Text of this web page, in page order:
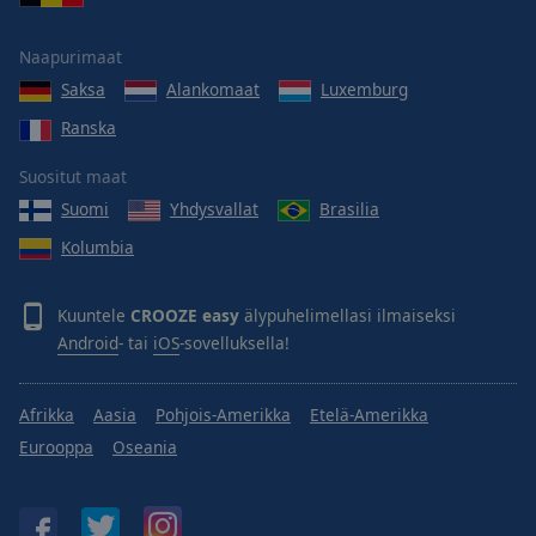
Area
Color
Opacity
Font
Size
Text
Edge
Font
Family
Reset
Naapurimaat
Saksa
Alankomaat
Luxemburg
Ranska
Suositut maat
Suomi
Yhdysvallat
Brasilia
Kolumbia
Kuuntele CROOZE easy älypuhelimellasi ilmaiseksi
Android- tai iOS-sovelluksella!
Afrikka Aasia Pohjois-Amerikka
Etelä-Amerikka
Eurooppa
Oseania